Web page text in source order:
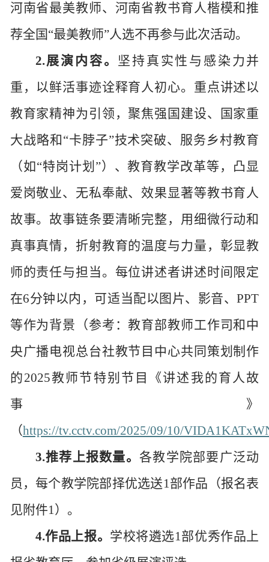
河南省最美教师、河南省教书育人楷模和推
荐全国“最美教师”人选不再参与此次活动。
2.展演内容。 坚持真实性与感染力并
重，以鲜活事迹诠释育人初心。重点讲述以
教育家精神为引领，聚焦强国建设、国家重
大战略和“卡脖子”技术突破、服务乡村教育
（如“特岗计划”）、教育教学改革等，凸显
爱岗敬业、无私奉献、效果显著等教书育人
故事。故事链条要清晰完整，用细微行动和
真事真情，折射教育的温度与力量，彰显教
师的责任与担当。每位讲述者讲述时间限定
在6分钟以内，可适当配以图片、影音、PPT
等作为背景（参考：教育部教师工作司和中
央广播电视总台社教节目中心共同策划制作
的2025教师节特别节目《讲述我的育人故
事》
（https://tv.cctv.com/2025/09/10/
3.推荐上报数量。 各教学院部要广泛动
员， 每个教学院部择优选送1部作品（报名表
见附件1）。
4.作品上报。 学校将遴选1部优秀作品上